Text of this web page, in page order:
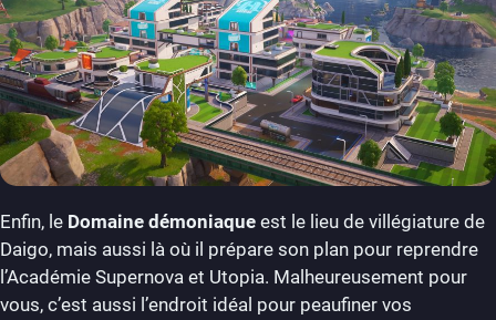
Enfin, le Domaine démoniaque est le lieu de villégiature de
Daigo, mais aussi là où il prépare son plan pour reprendre
l’Académie Supernova et Utopia. Malheureusement pour
vous, c’est aussi l’endroit idéal pour peaufiner vos